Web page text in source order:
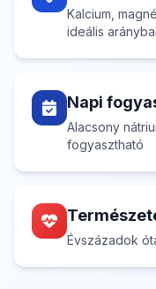
Kalcium,
ideális
Napi
Alacsony
fogyasztható
Évszázadok